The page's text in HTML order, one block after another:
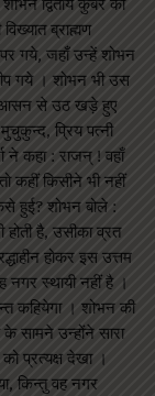
ब्राह्मण
पर गये, जहाँ उन्हें शोभन
गये । शोभन भी उस
आसन से उठ खड़े हुए
प्रिय पत्नी
ने कहा : राजन् ! वहाँ
कहीं किसीने भी नहीं
हुई? शोभन बोले :
होती है, उसीका व्रत
होकर इस उत्तम
नगर स्थायी नहीं है ।
कहियेगा । शोभन की
सामने उन्होंने सारा
प्रत्यक्ष देखा ।
किन्तु वह नगर